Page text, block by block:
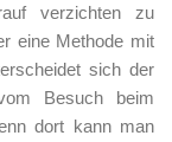
verzichten zu
eine Methode mit
sich der
Besuch beim
dort kann man